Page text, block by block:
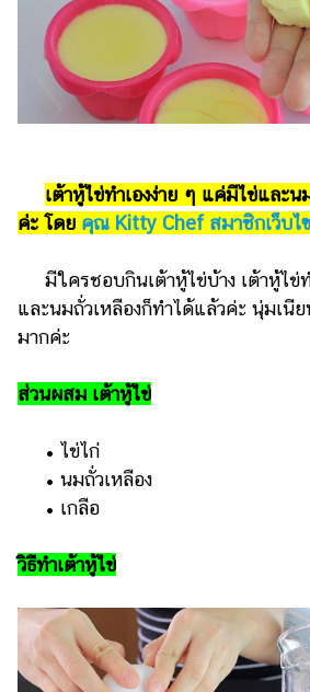
ราคา
น้ำมัน
แต่งงาน
และ
เด็ก
สัตว์
บริการ
แอปฯ
ออนไลน์
เรียน
เลข
เต้าหู้ไข่ทำเองง่าย ๆ แค่มีไข่และน
ค่ะ โดย คุณ Kitty Chef สมาชิกเว็บ
มีใครชอบกินเต้าหู้ไข่บ้าง เต้าหู้ไข่
และนมถั่วเหลืองก็ทำได้แล้วค่ะ นุ่มเนี
มากค่ะ
ส่วนผสม เต้าหู้ไข่
• ไข่ไก่
• นมถั่วเหลือง
• เกลือ
วิธีทำเต้าหู้ไข่